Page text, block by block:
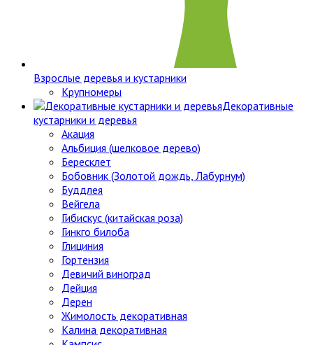
Взрослые деревья и кустарники
Крупномеры
Декоративные
кустарники и деревья
Акация
Альбиция (шелковое дерево)
Бересклет
Бобовник (Золотой дождь, Лабурнум)
Буддлея
Вейгела
Гибискус (китайская роза)
Гинкго билоба
Глициния
Гортензия
Девичий виноград
Дейция
Дерен
Жимолость декоративная
Калина декоративная